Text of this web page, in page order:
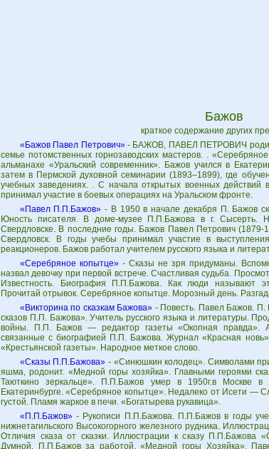
Бажов
краткое содержание других
«Бажов Павел Петрович»- БАЖОВ, ПАВЕЛ ПЕТРОВИЧ
семье потомственных горнозаводских мастеров. .
альманахе «Уральский современник». Бажов учился в
затем в Пермской духовной семинарии (1893–1899), где
учебных заведениях. . С начала открытых военных
принимал участие в боевых операциях на Уральском фронте.
«Павел П.П.Бажов» - В 1950 в начале декабря П. Бажов
Юность писателя. В доме-музее П.П.Бажова в г. Сысерть.
Свердловске. В последние годы. Бажов Павел Петрович (1879-
Свердловск. В годы учебы принимал участие в
реакционеров. Бажов работал учителем русского языка и
«Серебряное копытце»- Сказы не зря придуманы.
назвал девочку при первой встрече. Счастливая судьба.
Известность. Биография П.П.Бажова. Как люди называют
Прочитай отрывок. Серебряное копытце. Морозный день.
«Викторина по сказкам Бажова» - Повесть. Павел Бажов.
сказов П.П. Бажова». Учитель русского языка и литературы.
войны. П.П. Бажов — редактор газеты «Окопная правда».
связанные с биографией П.П. Бажова. Журнал «Красная
«Крестьянской газеты». Народное меткое слово.
«Сказы П.П.Бажова» - «Синюшкин колодец». Символами
яшма, родонит. «Медной горы хозяйка». Главными героями
Таюткино зеркальце». П.П.Бажов умер в 1950г.в Москве
Екатеринбурге. «Серебряное копытце». Недалеко от Исети —
густой. Пламя жаркое в печи. «Богатырева рукавица».
«П.П.Бажов»- Рукописи П.П.Бажова. П.П.Бажов в годы
нижнетагильского Высокогорного железного рудника.
Отличия сказа от сказки. Иллюстрации к сказу П.П.Бажова
Думной. П.П.Бажов за работой. «Медной горы Хозяйка».